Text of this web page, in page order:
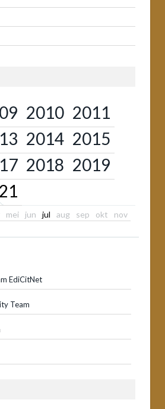
2010 2011
2014 2015
2018 2019
mei jun jul aug sep okt
nov
EdiCitNet
Team